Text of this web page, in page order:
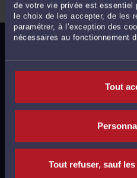
de votre vie privée est essentiel
le choix de les accepter, de les
paramétrer, à l’exception des
nécessaires au fonctionnement
Tout
Tout refuser, sauf
POLITIQUE DE
POLITIQUE DES
CGU AVOCATS
CGUV UTILISATEURS
PLAN DU SITE
SUPPORT